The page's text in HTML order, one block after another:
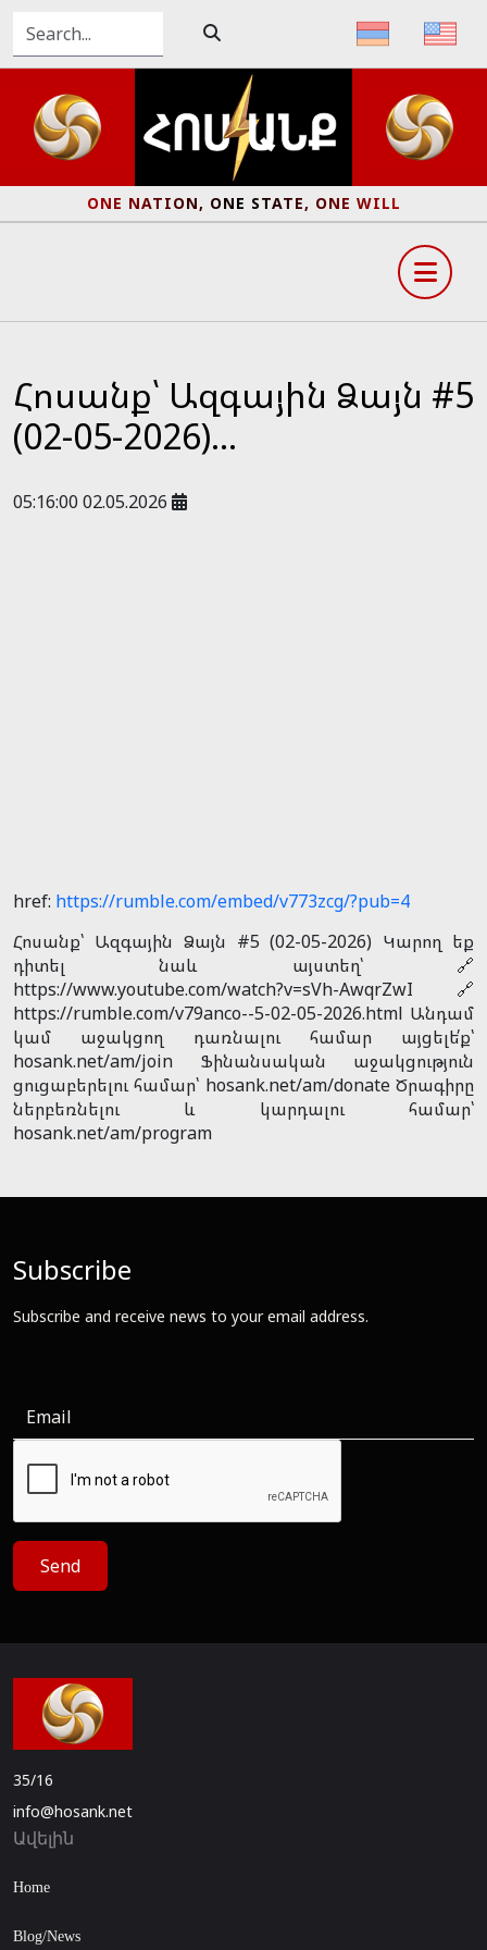
ONE NATION, ONE STATE, ONE WILL
Հոսանք՝ Ազգային Ձայն #5
(02-05-2026)...
05:16:00 02.05.2026
href: https://rumble.com/embed/v773zcg/?pub=4
Հոսանք՝ Ազգային Ձայն #5 (02-05-2026) Կարող եք
դիտել նաև այստեղ՝ 🔗
https://www.youtube.com/watch?v=sVh-AwqrZwI 🔗
https://rumble.com/v79anco--5-02-05-2026.html Անդամ
կամ աջակցող դառնալու համար այցելե՛ք՝
hosank.net/am/join Ֆինանսական աջակցություն
ցուցաբերելու համար՝ hosank.net/am/donate Ծրագիրը
ներբեռնելու և կարդալու համար՝
hosank.net/am/program
Subscribe
Subscribe and receive news to your email address.
Send
35/16
info@hosank.net
Ավելին
Home
Blog/News